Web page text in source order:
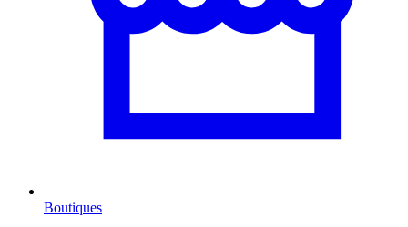
Boutiques